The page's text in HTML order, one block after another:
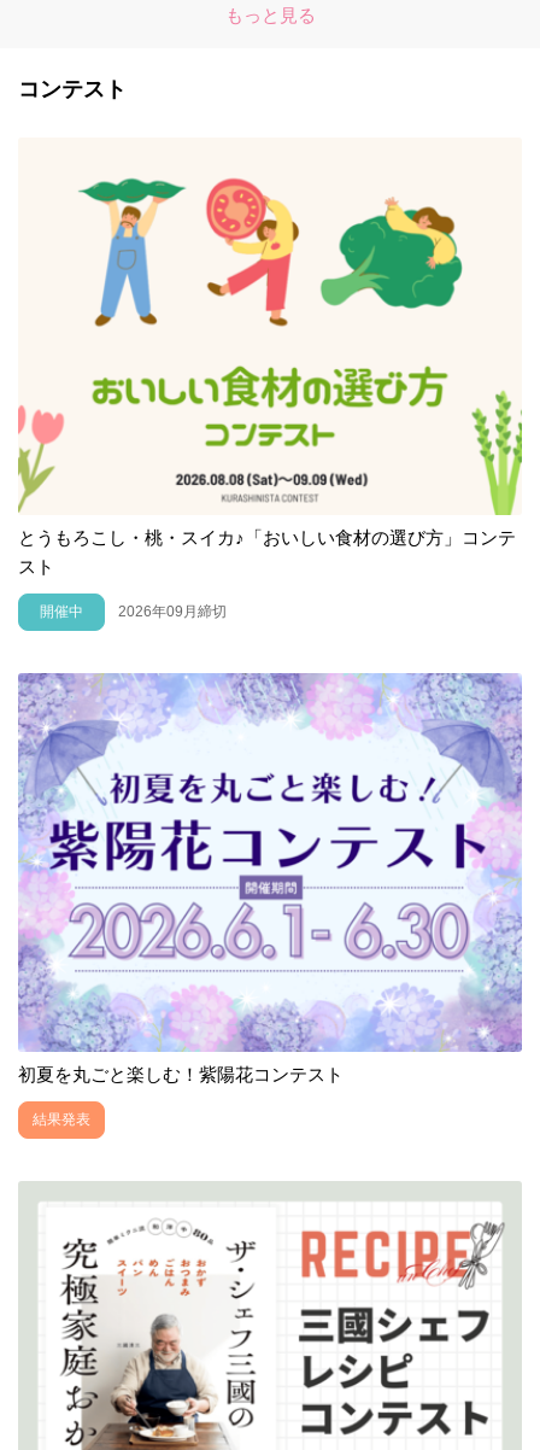
もっと見る
コンテスト
とうもろこし・桃・スイカ♪「おいしい食材の選び方」コンテ
スト
開催中 2026年09月締切
初夏を丸ごと楽しむ！紫陽花コンテスト
結果発表